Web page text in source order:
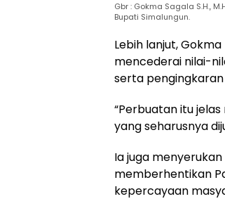
Gbr : Gokma Sagala S.H.,
Bupati Simalungun.
Lebih lanjut,
mencederai nilai-
serta
“Perbuatan itu
yang seharusnya
Ia juga
memberhentikan
kepercayaan